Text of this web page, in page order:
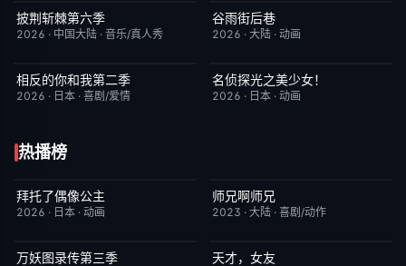
今日更新
披荆斩棘第六季
2026 · 中国大陆 · 音乐/真人秀
更新至第4集
谷雨街后巷
2026 · 大陆 · 动画
更新至第06集
相反的你和我第二季
2026 · 日本 · 喜剧/爱情
更新至第28集
名侦探光之美少女！
2026 · 日本 · 动画
热播榜
更新至第19集
拜托了偶像公主
2026 · 日本 · 动画
更新至第153集
师兄啊师兄
2023 · 大陆 · 喜剧/动作
完结
万妖图录传第三季 更新至第20集
天才，女友